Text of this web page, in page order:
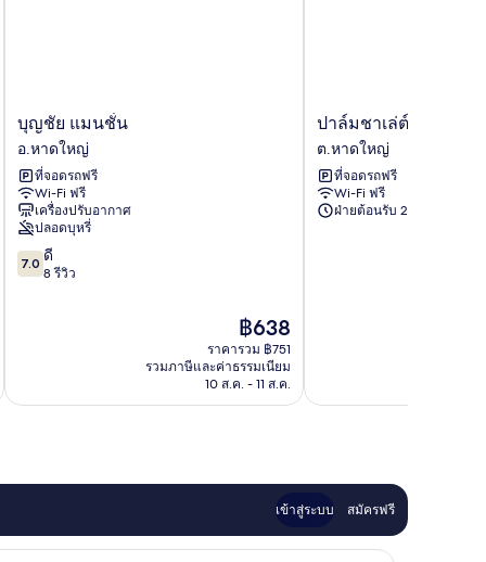
บุญ
ชัย
แมนชั่น
อ.หาดใหญ่
บุญชัย แมนชั่น
อ.หาดใหญ่
ที่จอดรถฟรี
Wi-Fi ฟรี
เครื่องปรับอากาศ
ปลอดบุหรี่
7.0
จาก
7.0 ดี
8 รีวิว
ราคา
ปัจจุบัน
คือ
฿638
฿638
ราคารวม ฿751
รวมภาษีและค่าธรรมเนียม
10 ส.ค. - 11 ส.ค.
ปาล์ม
เล่ต์
รีสอร์ท
หาดใหญ่
ต.หาดใหญ่
ปาล์มชาเล่ต์ รีสอร์ท
ต.หาดใหญ่
ที่จอดรถฟรี
Wi-Fi ฟรี
ฝ่ายต้อนรับ 24 ชั่วโมง
เข้าสู่ระบบ สมัครฟรี